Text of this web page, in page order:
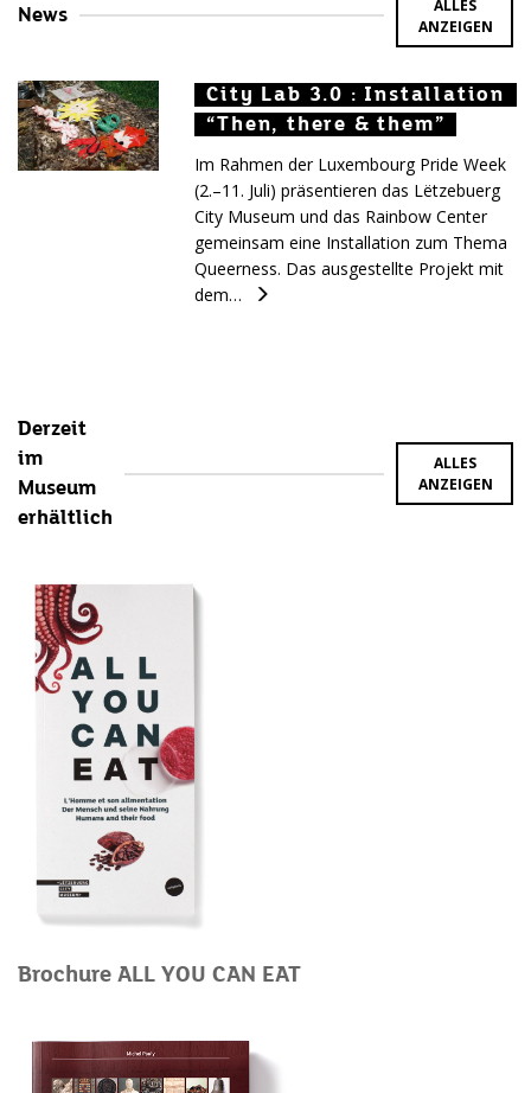
News
ALLES
ANZEIGEN
City Lab 3.0 : Installation
“Then, there & them”
City Lab 3.0 : Installation
“Then, there & them”
City Lab 3.0 : Installation
“Then, there & them”
Im Rahmen der Luxembourg Pride Week
(2.–11. Juli) präsentieren das Lëtzebuerg
City Museum und das Rainbow Center
gemeinsam eine Installation zum Thema
Queerness. Das ausgestellte Projekt mit
dem…
Derzeit
im
Museum
erhältlich
ALLES
ANZEIGEN
Brochure ALL YOU CAN EAT